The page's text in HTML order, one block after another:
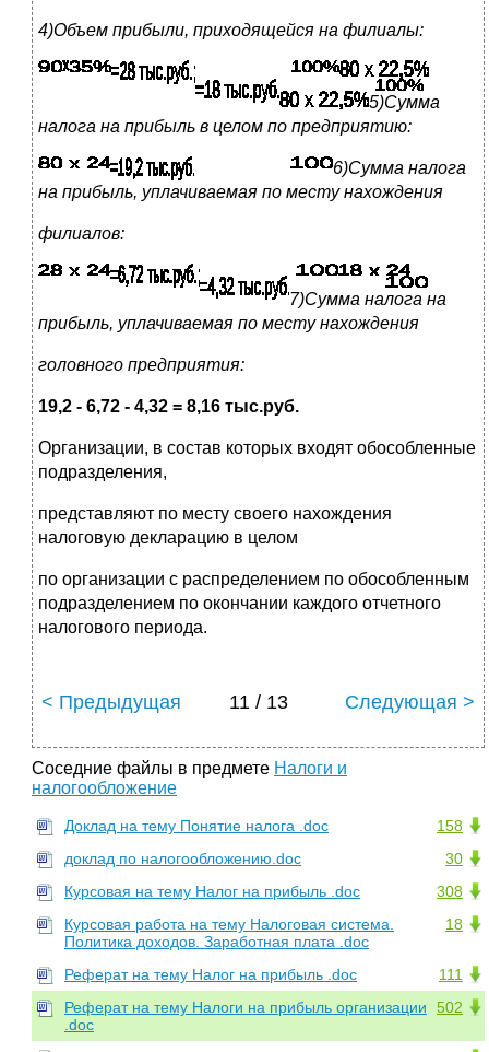
4)Объем прибыли, приходящейся на филиалы:
5)Сумма
налога на прибыль в целом по предприятию:
6)Сумма налога
на прибыль, уплачиваемая по месту нахождения
филиалов:
7)Сумма налога на
прибыль, уплачиваемая по месту нахождения
головного предприятия:
19,2 - 6,72 - 4,32 = 8,16 тыс.руб.
Организации, в состав которых входят обособленные
подразделения,
представляют по месту своего нахождения
налоговую декларацию в целом
по организации с распределением по обособленным
подразделением по окончании каждого отчетного
налогового периода.
< Предыдущая 11 / 13 Следующая >
Соседние файлы в предмете Налоги и
налогообложение
158
Доклад на тему Понятие налога .doc
30
доклад по налогообложению.doc
308
Курсовая на тему Налог на прибыль .doc
18
Курсовая работа на тему Налоговая система.
Политика доходов. Заработная плата .doc
111
Реферат на тему Налог на прибыль .doc
502
Реферат на тему Налоги на прибыль организации
.doc